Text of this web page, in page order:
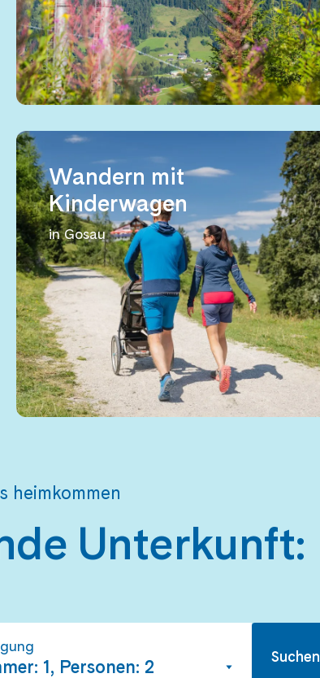
Wandern mit
Kinderwagen
in Gosau
heimkommen
Unterkunft:
1, Personen: 2 Suchen